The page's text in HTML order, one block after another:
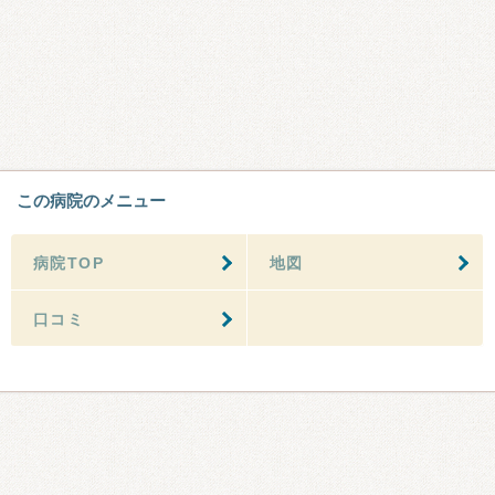
この病院のメニュー
病院TOP 地図
口コミ